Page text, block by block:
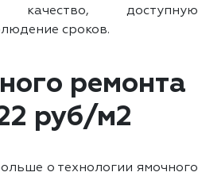
качество, доступную
сроков.
ремонта
руб/м2
о технологии ямочного